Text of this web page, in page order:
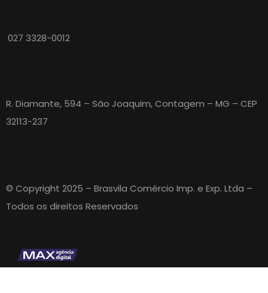
027 3328-0012
R. Diamante, 594 – São Joaquim, Contagem – MG – CEP
32113-237
© Copyright 2025 – Brasvila Comércio Imp. e Exp. Ltda –
Todos os direitos Reservados